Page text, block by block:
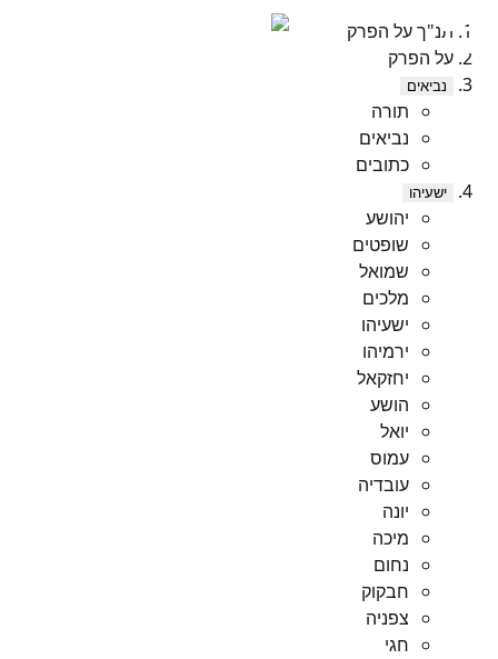
תנ"ך על הפרק
על הפרק
נביאים
תורה
נביאים
כתובים
ישעיהו
יהושע
שופטים
שמואל
מלכים
ישעיהו
ירמיהו
יחזקאל
הושע
יואל
עמוס
עובדיה
יונה
מיכה
נחום
חבקוק
צפניה
חגי